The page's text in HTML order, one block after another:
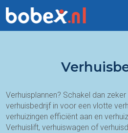
Verhuisplannen? Schakel dan
verhuisbedrijf in voor een vlotte
verhuizingen efficiënt aan en
Verhuislift, verhuiswagen of